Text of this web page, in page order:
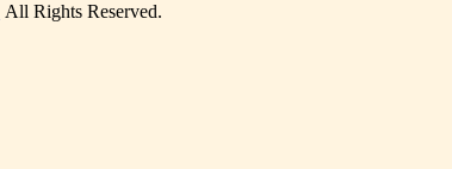
All Rights Reserved.